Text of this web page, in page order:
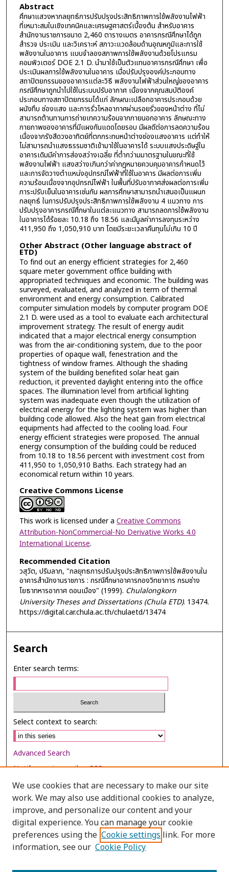
Abstract
ศึกษาแสวงหากลยุทธ์การปรับปรุงประสิทธิภาพการใช้พลังงานไฟฟ้า
ที่เหมาะสมในเชิงเทคนิคและเศรษฐศาสตร์เบื้องต้น สำหรับอาคาร
สำนักงานราชการขนาด 2,460 ตารางเมตร อาคารกรณีศึกษาได้ถูก
สำรวจ ประเมิน และวิเคราะห์ สภาวะแวดล้อมด้านอุณหภูมิและการใช้
พลังงานในอาคาร แบบจำลองสภาพการใช้พลังงานด้วยโปรแกรม
คอมพิวเตอร์ DOE 2.1 D. นำมาใช้เป็นตัวแทนอาคารกรณีศึกษา เพื่อ
ประเมินผลการใช้พลังงานในอาคาร เมื่อปรับปรุงองค์ประกอบทาง
สถาปัตยกรรมของอาคารแต่ละวิธี พลังงานไฟฟ้าส่วนใหญ่ของอาคาร
กรณีศึกษาถูกนำไปใช้ในระบบปรับอากาศ เนื่องจากคุณสมบัติองค์
ประกอบทางสถาปัตยกรรมได้แก่ ลักษณะเปลือกอาคารประกอบด้วย
ผนังทึบ ช่องแสง และการรั่วไหลอากาศผ่านรอยรั่วของหน้าต่าง ที่ไม่
สามารถต้านทานการถ่ายเทความร้อนจากภายนอกอาคาร ลักษณะทาง
กายภาพของอาคารที่มีแผงกันแดดโดยรอบ มีผลดีต่อการลดความร้อน
เนื่องจากรังสีดวงอาทิตย์ที่ตกกระทบหน้าต่างช่องแสงอาคาร แต่ทำให้
ไม่สามารถนำแสงธรรมชาติเข้ามาใช้ในอาคารได้ ระบบแสงประดิษฐ์ใน
อาคารเดิมมีค่าการส่องสว่างเฉลี่ย ที่ต่ำกว่ามมาตรฐานในขณะที่ใช้
พลังงานไฟฟ้า แสงสว่างเกินกว่าค่ากฎหมายควบคุมอาคารกำหนดไว้
และการจัดวางตำแหน่งอุปกรณ์ไฟฟ้าที่ใช้ในอาคาร มีผลต่อการเพิ่ม
ความร้อนเนื่องจากอุปกรณ์ไฟฟ้า ในพื้นที่ปรับอากาศส่งผลต่อการเพิ่ม
ภาระปรับเย็นในอาคารเช่นกัน ผลการศึกษาสามารถนำเสนอเป็นแผนก
กลยุทธ์ ในการปรับปรุงประสิทธิภาพการใช้พลังงาน 4 แนวทาง การ
ปรับปรุงอาคารกรณีศึกษาในแต่ละแนวทาง สามารถลดการใช้พลังงาน
ในอาคารได้ร้อยละ 10.18 ถึง 18.56 และมีมูลค่าการลงทุนระหว่าง
411,950 ถึง 1,050,910 บาท โดยมีระยะเวลาคืนทุนไม่เกิน 10 ปี
Other Abstract (Other language abstract of
ETD)
To find out an energy efficient strategies for 2,460
square meter government office building with
appropriated techniques and economic. The building was
surveyed, evaluated, and analyzed in term of thermal
environment and energy consumption. Calibrated
computer simulation models by computer program DOE
2.1 D. were used as a tool to evaluate each architectural
improvement strategy. The result of energy audit
indicated that a major electrical energy consumption
was from the air-conditioning system, due to the poor
properties of opaque wall, fenestration and the
tightness of window frames. Although the shading
system of the building benefited solar heat gain
reduction, it prevented daylight entering into the office
spaces. The illumination level from artificial lighting
system was inadequate even though the utilization of
electrical energy for the lighting system was higher than
building code allowed. Also the heat gain from electrical
equipments had affected to the cooling load. Four
energy efficient strategies were proposed. The annual
energy consumption of the building could be reduced
from 10.18 to 18.56 percent with investment cost from
411,950 to 1,050,910 Baths. Each strategy had an
economical return within 10 years.
Creative Commons License
This work is licensed under a Creative Commons
Attribution-NonCommercial-No Derivative Works 4.0
International License.
Recommended Citation
วสุวัต, ปริมลาภ, "กลยุทธการปรับปรุงประสิทธิภาพการใช้พลังงานใน
อาคารสำนักงานราชการ : กรณีศึกษาอาคารกองวิทยาการ กรมช่าง
โยธาทหารอากาศ ดอนเมือง" (1999). Chulalongkorn
University Theses and Dissertations (Chula ETD). 13474.
https://digital.car.chula.ac.th/chulaetd/13474
Search
Enter search terms:
Select context to search:
Advanced Search
Notify me via email orRSS
Browse
Collections
Disciplines
Authors
We use cookies that are necessary to make our site
work. We may also use additional cookies to analyze,
improve, and personalize our content and your
digital experience. You can manage your cookie
preferences using the Cookie settings link. For more
information, see our Cookie Policy